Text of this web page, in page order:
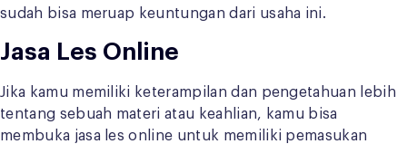
sudah bisa meruap keuntungan dari usaha ini.
Jasa Les Online
Jika kamu memiliki keterampilan dan pengetahuan lebih
tentang sebuah materi atau keahlian, kamu bisa
membuka jasa les online untuk memiliki pemasukan